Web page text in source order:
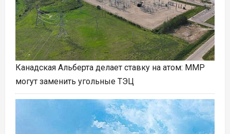
Канадская Альберта делает ставку на атом: ММР
могут заменить угольные ТЭЦ